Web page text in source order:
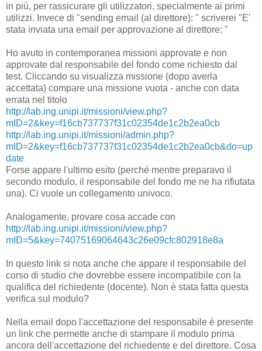
in più, per rassicurare gli utilizzatori, specialmente ai primi
utilizzi. Invece di "sending email (al direttore): " scriverei "E'
stata inviata una email per approvazione al direttore: "
Ho avuto in contemporanea missioni approvate e non
approvate dal responsabile del fondo come richiesto dal
test. Cliccando su visualizza missione (dopo averla
accettata) compare una missione vuota - anche con data
errata nel titolo
http://lab.ing.unipi.it/missioni/view.php?
mID=2&key=f16cb737737f31c02354de1c2b2ea0cb
http://lab.ing.unipi.it/missioni/admin.php?
mID=2&key=f16cb737737f31c02354de1c2b2ea0cb&do=up
date
Forse appare l'ultimo esito (perché mentre preparavo il
secondo modulo, il responsabile del fondo me ne ha rifiutata
una). Ci vuole un collegamento univoco.
Analogamente, provare cosa accade con
http://lab.ing.unipi.it/missioni/view.php?
mID=5&key=74075169064643c26e09cfc802918e8a
In questo link si nota anche che appare il responsabile del
corso di studio che dovrebbe essere incompatibile con la
qualifica del richiedente (docente). Non è stata fatta questa
verifica sul modulo?
Nella email dopo l'accettazione del responsabile è presente
un link che permette anche di stampare il modulo prima
ancora dell'accettazione del richiedente e del direttore. Cosa